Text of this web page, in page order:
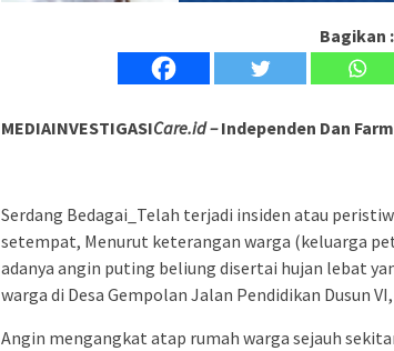
Bagikan :
MEDIAINVESTIGASICare.id –Independen Dan
Serdang Bedagai_Telah terjadi insiden atau
setempat, Menurut keterangan warga (keluarga
adanya angin puting beliung disertai hujan lebat
warga di Desa Gempolan Jalan Pendidikan Dusun
Angin mengangkat atap rumah warga sejauh